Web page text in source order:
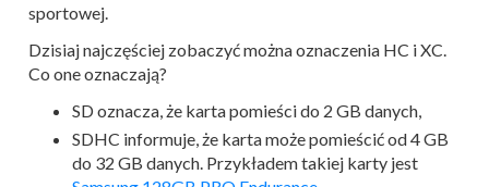
sportowej.
Dzisiaj najczęściej zobaczyć można oznaczenia HC i XC.
Co one oznaczają?
SD oznacza, że karta pomieści do 2 GB danych,
SDHC informuje, że karta może pomieścić od 4 GB
do 32 GB danych. Przykładem takiej karty jest